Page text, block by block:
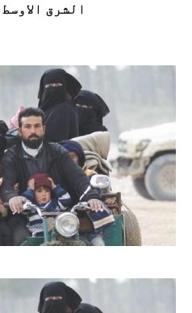
الشرق